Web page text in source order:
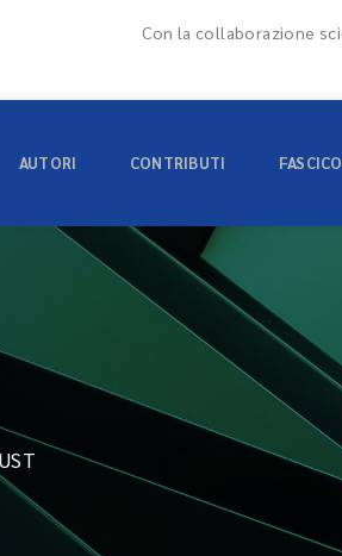
Con la collaborazione
AUTORI CONTRIBUTI